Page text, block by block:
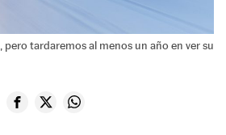
pero tardaremos al menos un año en ver su